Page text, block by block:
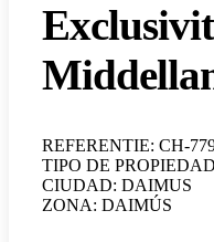
REFERENTIE: CH-
TIPO DE
CIUDAD: DAIMUS
ZONA: DAIMÚS